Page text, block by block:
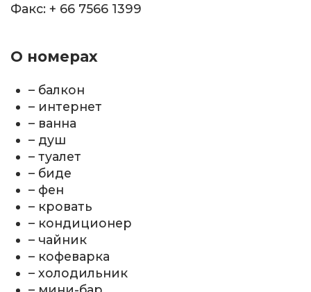
Факс: + 66 7566 1399
О номерах
– балкон
– интернет
– ванна
– душ
– туалет
– биде
– фен
– кровать
– кондиционер
– чайник
– кофеварка
– холодильник